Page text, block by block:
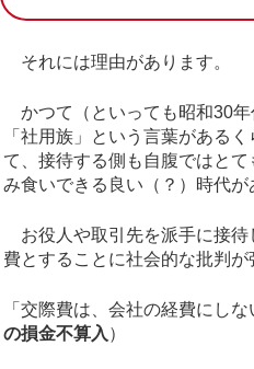
それには理由があります。
かつて（といっても昭和30年
「社用族」という言葉がある
て、接待する側も自腹ではと
み食いできる良い（？）時代が
お役人や取引先を派手に接待
費とすることに社会的な批判が
「交際費は、会社の経費にし
の損金不算入 ）